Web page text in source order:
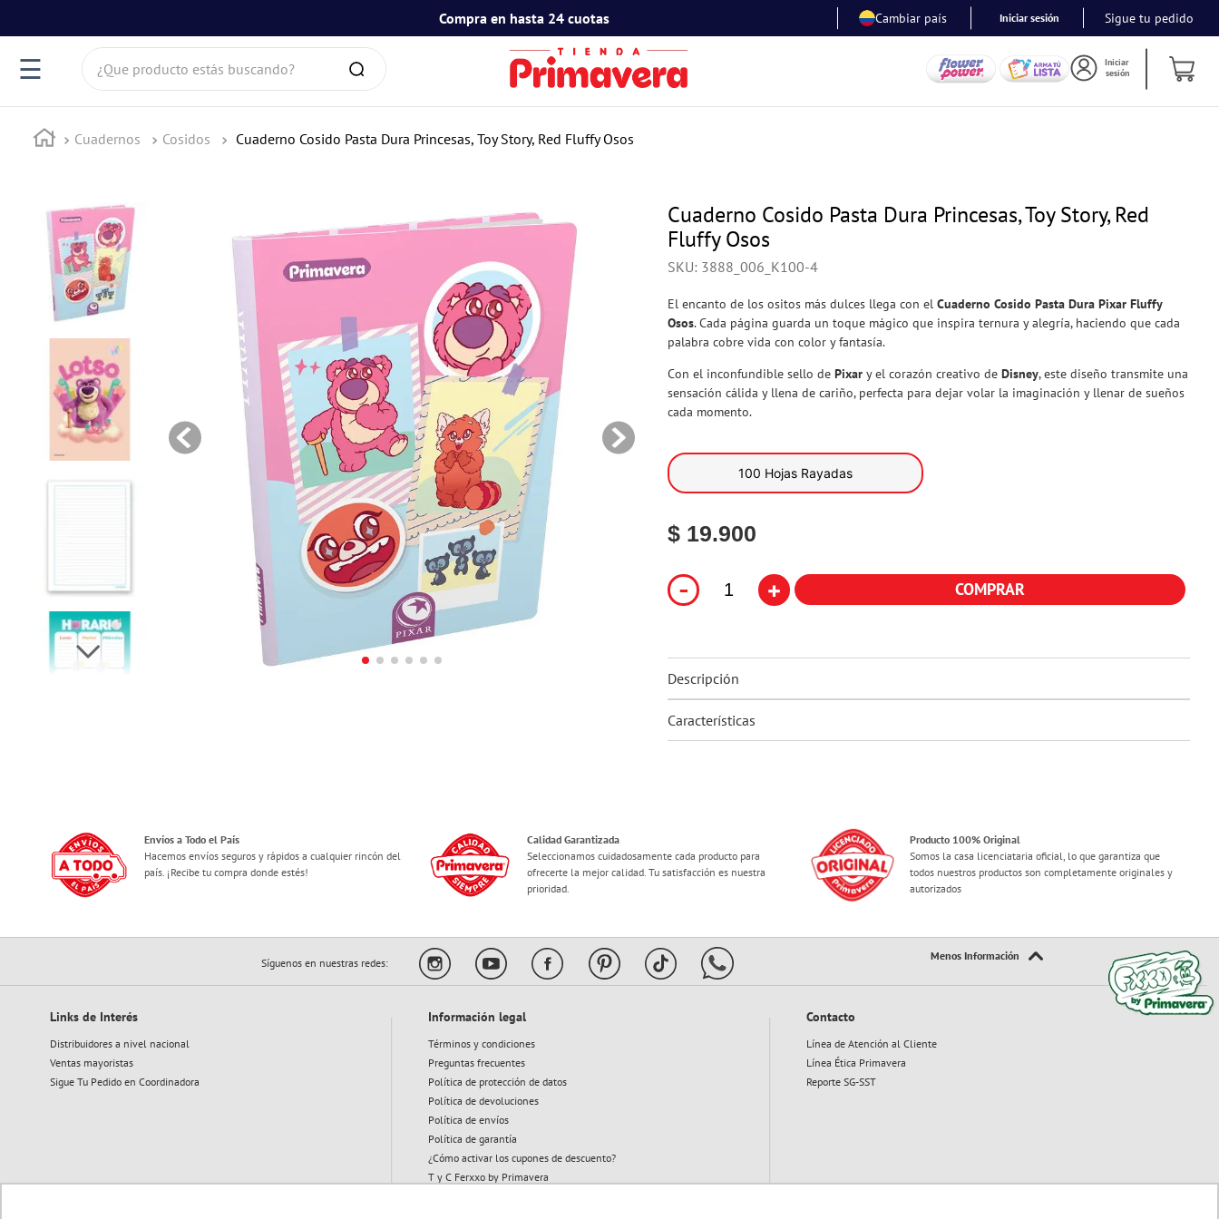
Compra en hasta 24 cuotas Cambiar país Iniciar sesión Sigue tu pedido
☰ ¿Que producto estás buscando?
Iniciar
sesión
Cuadernos Cosidos Cuaderno Cosido Pasta Dura Princesas, Toy Story, Red Fluffy Osos
Cuaderno Cosido Pasta Dura Princesas, Toy Story, Red
Fluffy Osos
SKU: 3888_006_K100-4
El encanto de los ositos más dulces llega con el Cuaderno Cosido Pasta Dura Pixar Fluffy
Osos. Cada página guarda un toque mágico que inspira ternura y alegría, haciendo que cada
palabra cobre vida con color y fantasía.
Con el inconfundible sello de Pixar y el corazón creativo de Disney, este diseño transmite una
sensación cálida y llena de cariño, perfecta para dejar volar la imaginación y llenar de sueños
cada momento.
100 Hojas Rayadas
$ 19.900
- + COMPRAR
Descripción
Características
Envíos a Todo el País
Hacemos envíos seguros y rápidos a cualquier rincón del
país. ¡Recibe tu compra donde estés!
Calidad Garantizada
Seleccionamos cuidadosamente cada producto para
ofrecerte la mejor calidad. Tu satisfacción es nuestra
prioridad.
Producto 100% Original
Somos la casa licenciataria oficial, lo que garantiza que
todos nuestros productos son completamente originales y
autorizados
Síguenos en nuestras redes:
Links de Interés
Distribuidores a nivel nacional
Ventas mayoristas
Sigue Tu Pedido en Coordinadora
Información legal
Términos y condiciones
Preguntas frecuentes
Política de protección de datos
Política de devoluciones
Política de envíos
Política de garantía
¿Cómo activar los cupones de descuento?
T y C Ferxxo by Primavera
Contacto
Línea de Atención al Cliente
Línea Ética Primavera
Reporte SG-SST
TÉRMINOS MÁS BUSCADOS
1
toy story
4.
mafalda
mickey mouse
minnie mouse
7.
spidey
.
barbie
.
flower power
10. ferxxo